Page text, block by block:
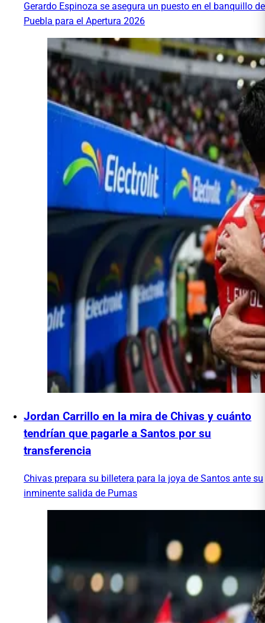
Gerardo Espinoza se asegura un puesto en el banquillo de
Puebla para el Apertura 2026
Jordan Carrillo en la mira de Chivas y cuánto
tendrían que pagarle a Santos por su
transferencia
Chivas prepara su billetera para la joya de Santos ante su
inminente salida de Pumas